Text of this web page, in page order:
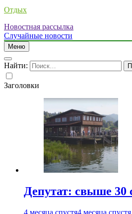
Отдых
Новостная рассылка
Случайные новости
Меню
Найти:
Заголовки
Депутат: свыше 30
4 месяца спустя4 месяца спустя